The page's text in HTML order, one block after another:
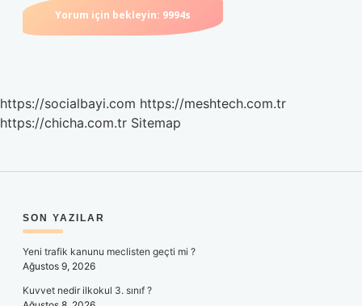
https://socialbayi.com https://meshtech.com.tr
https://chicha.com.tr Sitemap
SIDEBAR
SON YAZILAR
Yeni trafik kanunu meclisten geçti mi ?
Ağustos 9, 2026
Kuvvet nedir ilkokul 3. sınıf ?